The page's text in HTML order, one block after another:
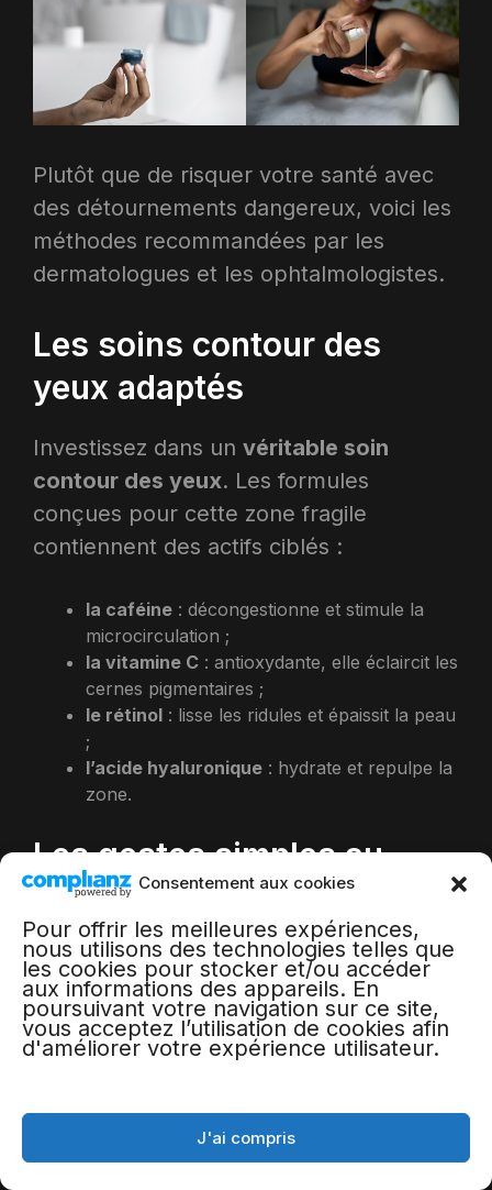
Consentement aux cookies
Pour offrir les meilleures expériences,
nous utilisons des technologies telles que
les cookies pour stocker et/ou accéder
aux informations des appareils. En
poursuivant votre navigation sur ce site,
vous acceptez l’utilisation de cookies afin
d'améliorer votre expérience utilisateur.
J'ai compris
Plutôt que de risquer votre santé avec
des détournements dangereux, voici les
méthodes recommandées par les
dermatologues et les ophtalmologistes.
Les soins contour des
yeux adaptés
Investissez dans un véritable soin
contour des yeux. Les formules
conçues pour cette zone fragile
contiennent des actifs ciblés :
la caféine : décongestionne et stimule la
microcirculation ;
la vitamine C : antioxydante, elle éclaircit les
cernes pigmentaires ;
le rétinol : lisse les ridules et épaissit la peau
;
l’acide hyaluronique : hydrate et repulpe la
zone.
Les gestes simples au
quotidien
Avant de dépenser votre argent dans
des soins coûteux, adoptez ces réflexes
:
sommeil est la première cause de cernes ;
surélevez votre têtependant le sommeil
pour éviter l’accumulation de liquide ;